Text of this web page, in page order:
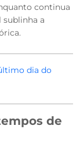
continua
a
dia do
de